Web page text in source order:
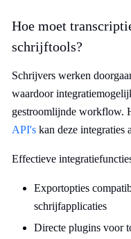
Hoe moet
schrijftools?
Schrijvers werken
waardoor
gestroomlijnde workflow.
API's kan deze integraties
Effectieve
Exportopties
schrijfapplicaties
Directe plugins voor